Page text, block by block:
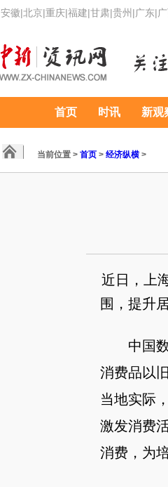
安徽|北京|重庆|福建|甘肃|贵州 |广东|
首页 时讯 新观
当前位置 > 首页 > 经济纵横 >
近日，上
围，提升
中国
消费品以
当地实际
激发消费
消费，为